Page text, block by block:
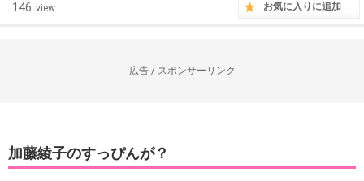
146 view お気に入りに追加
広告 / スポンサーリンク
加藤綾子のすっぴんが？